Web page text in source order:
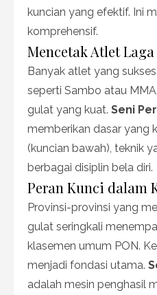
kuncian yang efektif. Ini
komprehensif.
Mencetak Atlet
Banyak atlet yang
seperti Sambo atau
gulat yang kuat. Seni
memberikan dasar yang
(kuncian bawah), teknik
berbagai disiplin bela diri.
Peran Kunci dalam
Provinsi-provinsi yang
gulat seringkali
klasemen umum PON.
menjadi fondasi utama.
adalah mesin penghasil